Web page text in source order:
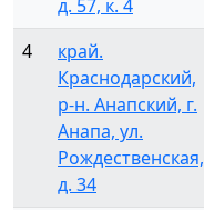
д. 57, к. 4
4
край.
Краснодарский,
р-н. Анапский, г.
Анапа, ул.
Рождественская,
д. 34